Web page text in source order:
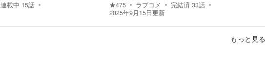
連載中 15話
★475 ラブコメ 完結済 33話
2025年9月15日更新
もっと見る